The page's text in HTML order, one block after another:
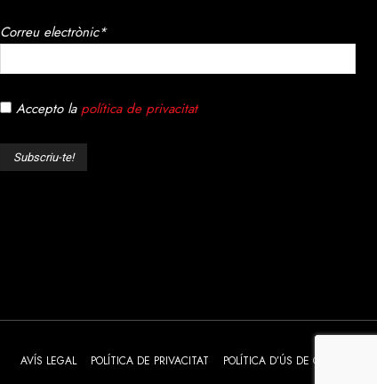
Correu electrònic*
Accepto la política de privacitat
AVÍS LEGAL POLÍTICA DE PRIVACITAT POLÍTICA D’ÚS DE COOKIES